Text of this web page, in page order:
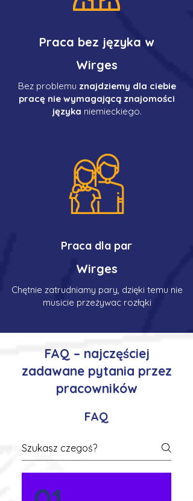
Praca bez języka w
Wirges
Bez problemu znajdziemy dla ciebie
pracę nie wymagającą znajomości
języka niemieckiego.
Praca dla par
Wirges
Chętnie zatrudniamy pary, dzięki temu nie
musicie przeżywac rozłąki
FAQ – najczęściej
zadawane pytania przez
pracowników
FAQ